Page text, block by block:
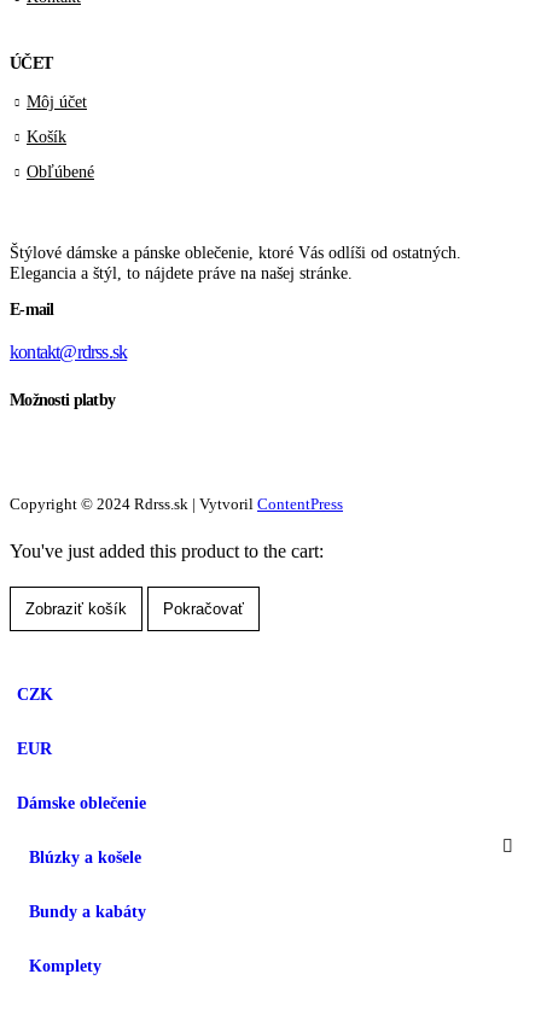
ÚČET
Môj účet
Košík
Obľúbené
Štýlové dámske a pánske oblečenie, ktoré Vás odlíši od ostatných.
Elegancia a štýl, to nájdete práve na našej stránke.
E-mail
kontakt@rdrss.sk
Možnosti platby
Copyright © 2024 Rdrss.sk | Vytvoril ContentPress
You've just added this product to the cart:
Zobraziť košík Pokračovať
CZK
EUR
Dámske oblečenie
Blúzky a košele
Bundy a kabáty
Komplety